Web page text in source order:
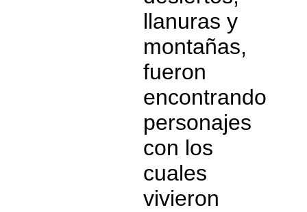
llanuras y
montañas,
fueron
encontrando
personajes
con los
cuales
vivieron